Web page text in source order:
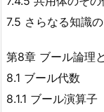
7.5 さらなる知識
第8章 ブール論理
8.1 ブール代数
8.1.1 ブール演算子